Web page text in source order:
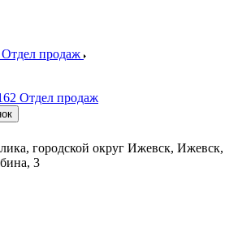
Отдел продаж
Отдел продаж
городской округ Ижевск, Ижевск,
3